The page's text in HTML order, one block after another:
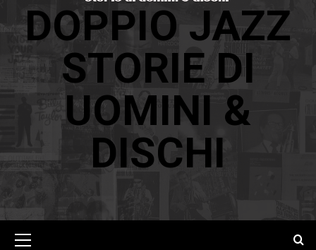
DOPPIO JAZZ
STORIE DI
UOMINI &
DISCHI
principale